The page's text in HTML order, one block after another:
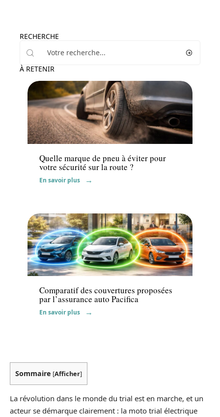
RECHERCHE
À RETENIR
Actu
Quelle marque de pneu à éviter pour
votre sécurité sur la route ?
En savoir plus
Assurance
Comparatif des couvertures proposées
par l’assurance auto Pacifica
En savoir plus
Sommaire [Afficher]
La révolution dans le monde du trial est en marche, et un
acteur se démarque clairement : la moto trial électrique